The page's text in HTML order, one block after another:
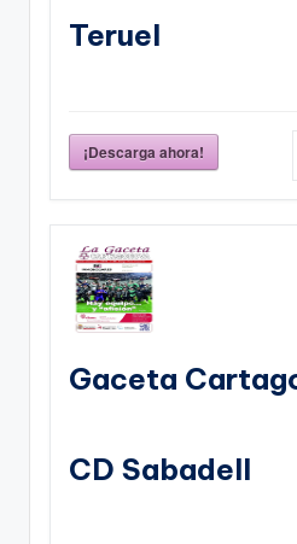
Teruel
¡Descarga ahora!
Gaceta
CD Sabadell